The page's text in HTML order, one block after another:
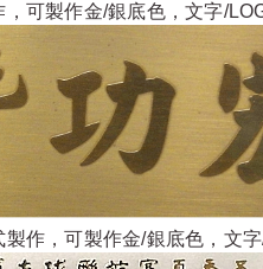
可製作金/銀底色，文字/
作，可製作金/銀底色，文